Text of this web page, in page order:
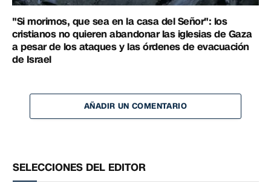
"Si morimos, que sea en la casa del Señor": los
cristianos no quieren abandonar las iglesias de Gaza
a pesar de los ataques y las órdenes de evacuación
de Israel
AÑADIR UN COMENTARIO
SELECCIONES DEL EDITOR